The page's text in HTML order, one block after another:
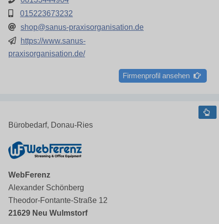
015223673232
shop@sanus-praxisorganisation.de
https://www.sanus-
praxisorganisation.de/
Firmenprofil ansehen
Bürobedarf, Donau-Ries
WebFerenz
Alexander Schönberg
Theodor-Fontante-Straße 12
21629 Neu Wulmstorf